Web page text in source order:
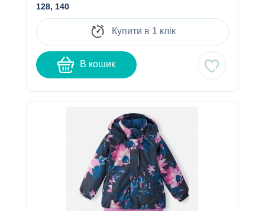
128, 140
Купити в 1 клік
В кошик